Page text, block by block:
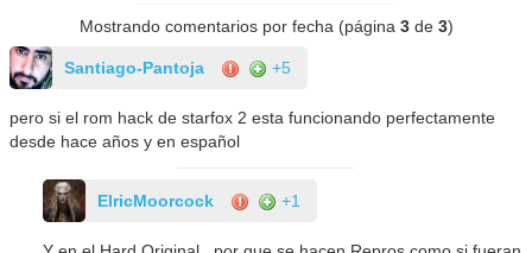
Mostrando comentarios por fecha (página 3de 3)
Santiago-Pantoja +5
pero si el rom hack de starfox 2 esta funcionando perfectamente
desde hace años y en español
ElricMoorcock +1